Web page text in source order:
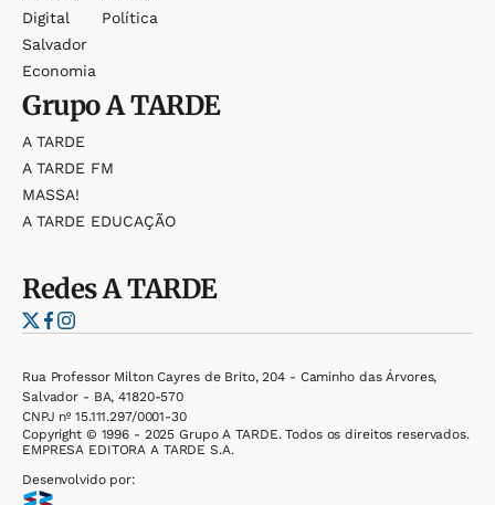
Digital
Salvador
Economia
Política
GrupoA TARDE
A TARDE
A TARDE FM
MASSA!
A TARDE EDUCAÇÃO
RedesA TARDE
Rua Professor Milton Cayres de Brito, 204 - Caminho das Árvores,
Salvador - BA, 41820-570
CNPJ nº 15.111.297/0001-30
Copyright © 1996 - 2025 Grupo A TARDE. Todos os direitos reservados.
EMPRESA EDITORA A TARDE S.A.
Desenvolvido por: